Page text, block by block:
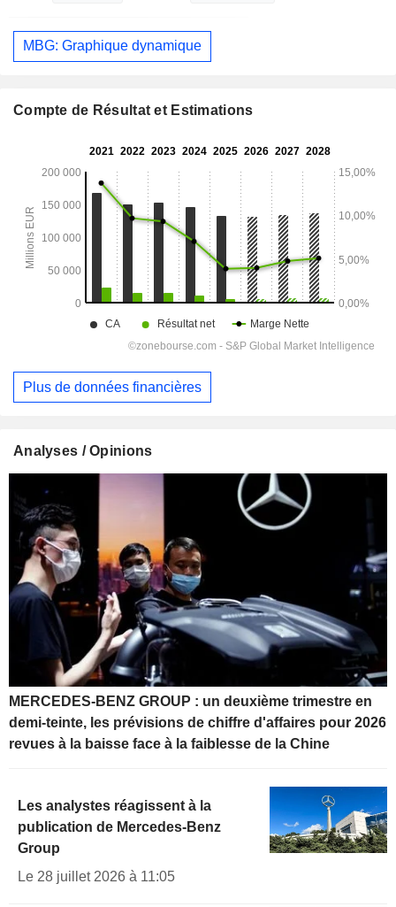
MBG: Graphique dynamique
Compte de Résultat et Estimations
Plus de données financières
Analyses / Opinions
MERCEDES-BENZ GROUP : un deuxième trimestre en
demi-teinte, les prévisions de chiffre d'affaires pour 2026
revues à la baisse face à la faiblesse de la Chine
Les analystes réagissent à la
publication de Mercedes-Benz
Group
Le 28 juillet 2026 à 11:05